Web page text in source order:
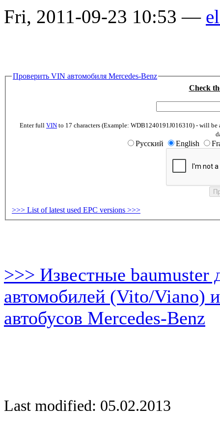
Fri, 2011-09-23 10:53 —
Проверить VIN автомобиля Mercedes-Benz
Check
Enter full VIN to 17 characters (Example: WDB1240191J016310) - will
Русский English
>>> List of latest used EPC versions >>>
>>> Известные baumuster
автомобилей (Vito/Viano)
автобусов Mercedes-Benz
Last modified: 05.02.2013